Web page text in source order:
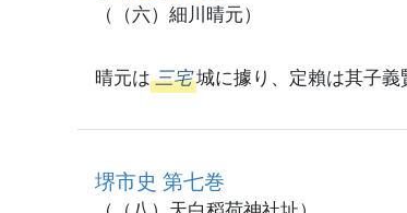
（（六）細川晴元）
晴元は 三宅 城に據り、定賴は其子
堺市史 第七巻